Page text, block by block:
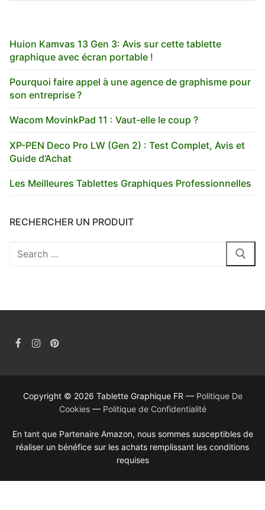
Huion Kamvas 13 Gen 3: Avis sur cette tablette
graphique avec écran portable !
Pourquoi faire appel à une agence de graphisme pour
son entreprise ?
Wacom MovinkPad 11 : Vaut-elle le coup ?
XP-PEN Deco Pro LW (Gen 2) : Test Complet, Avis et
Guide d’Achat
Les Meilleures Tablettes Graphiques Professionnelles
RECHERCHER UN PRODUIT
Rechercher
Copyright © 2026 Tablette Graphique FR — Politique De
Cookies— Politique de Confidentialité
En tant que Partenaire Amazon, nous sommes susceptibles de
réaliser un bénéfice sur les achats remplissant les conditions
requises